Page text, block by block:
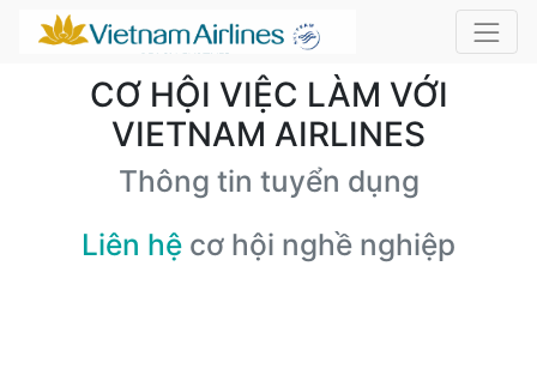
CƠ HỘI VIỆC LÀM VỚI
VIETNAM AIRLINES
Thông tin tuyển dụng
Liên hệ cơ hội nghề nghiệp